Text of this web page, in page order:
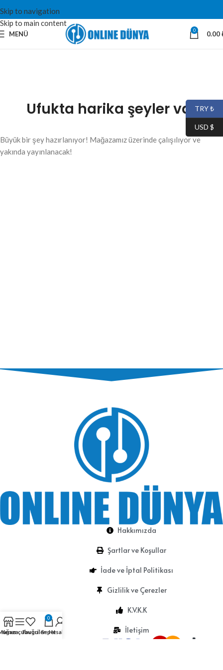
Skip to navigation
Skip to main content
MENÜ 0 0.00
Ufukta harika şeyler var
Büyük bir şey hazırlanıyor! Mağazamız üzerinde çalışılıyor ve
yakında yayınlanacak!
Hakkımızda
Şartlar ve Koşullar
İade ve İptal Politikası
Gizlilik ve Çerezler
K.V.K.K
İletişim
TRY ₺
USD $
Kenar çubuğu
Favoriler
0
SepetHesabım